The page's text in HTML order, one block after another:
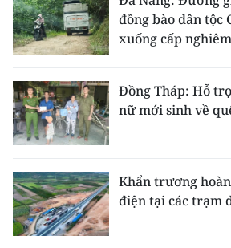
đồng bào dân tộc
xuống cấp
Đồng Tháp: Hỗ
nữ mới sinh về
Khẩn trương
điện tại các trạm